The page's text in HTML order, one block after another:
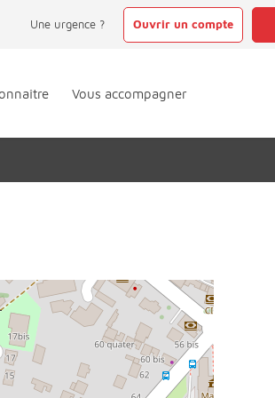
Une urgence ? Ouvrir un compte
Vous accompagner